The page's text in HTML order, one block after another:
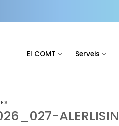
El COMT Serveis
ALERLISIN